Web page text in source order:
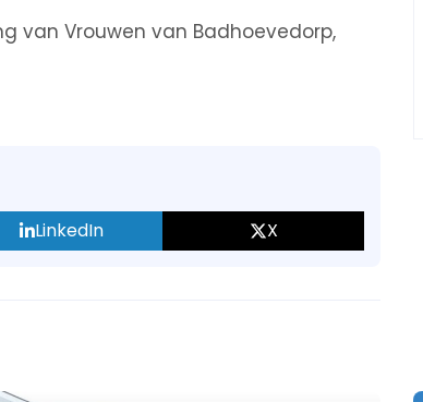
van Vrouwen van Badhoevedorp,
LinkedIn X